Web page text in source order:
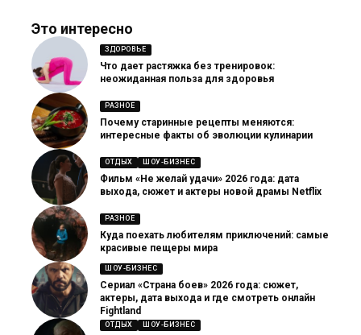
Это интересно
ЗДОРОВЬЕ
Что дает растяжка без тренировок:
неожиданная польза для здоровья
РАЗНОЕ
Почему старинные рецепты меняются:
интересные факты об эволюции кулинарии
ОТДЫХ ШОУ-БИЗНЕС
Фильм «Не желай удачи» 2026 года: дата
выхода, сюжет и актеры новой драмы Netflix
РАЗНОЕ
Куда поехать любителям приключений: самые
красивые пещеры мира
ШОУ-БИЗНЕС
Сериал «Страна боев» 2026 года: сюжет,
актеры, дата выхода и где смотреть онлайн
Fightland
ОТДЫХ ШОУ-БИЗНЕС